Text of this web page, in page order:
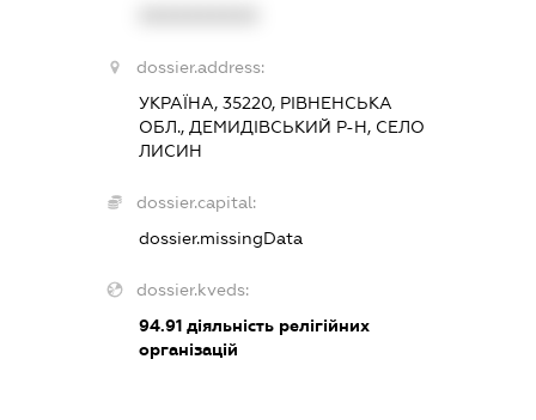
dossier.address:
УКРАЇНА, 35220, РІВНЕНСЬКА
ОБЛ., ДЕМИДІВСЬКИЙ Р-Н, СЕЛО
ЛИСИН
dossier.capital:
dossier.missingData
dossier.kveds:
94.91діяльність релігійних
організацій